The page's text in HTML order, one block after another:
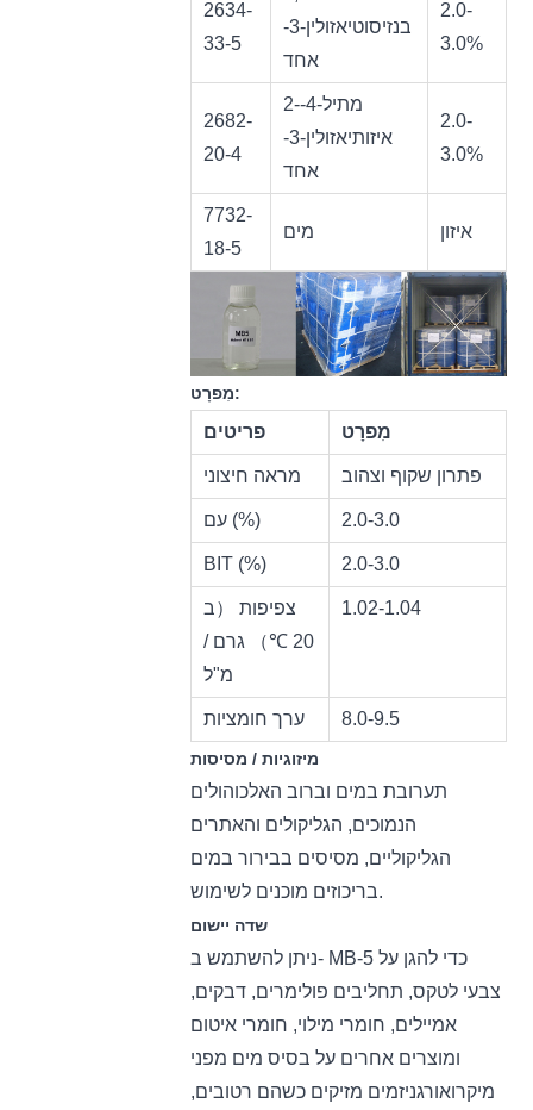
2634-
33-5
בנזיסוטיאזולין-3-
אחד
2.0-
3.0%
2682-
20-4
2-מתיל-4-
איזותיאזולין-3-
אחד
2.0-
3.0%
7732-
18-5
מים איזון
מִפרָט:
פריטים מִפרָט
מראה חיצוני פתרון שקוף וצהוב
עם (%) 2.0-3.0
BIT (%) 2.0-3.0
צפיפות （ב
20 ℃） גרם /
מ"ל
1.02-1.04
ערך חומציות 8.0-9.5
מיזוגיות / מסיסות
תערובת במים וברוב האלכוהולים
הנמוכים, הגליקולים והאתרים
הגליקוליים, מסיסים בבירור במים
בריכוזים מוכנים לשימוש.
שדה יישום
ניתן להשתמש ב- MB-5 כדי להגן על
צבעי לטקס, תחליבים פולימרים, דבקים,
אמיילים, חומרי מילוי, חומרי איטום
ומוצרים אחרים על בסיס מים מפני
מיקרואורגניזמים מזיקים כשהם רטובים,